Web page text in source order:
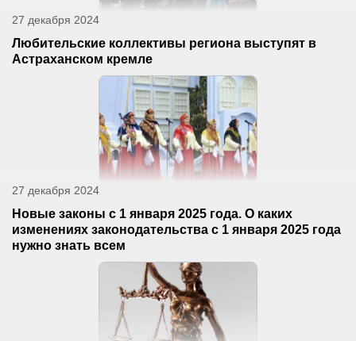
27 декабря 2024
Любительские коллективы региона выступят в
Астраханском кремле
27 декабря 2024
Новые законы с 1 января 2025 года. О каких
изменениях законодательства с 1 января 2025 года
нужно знать всем